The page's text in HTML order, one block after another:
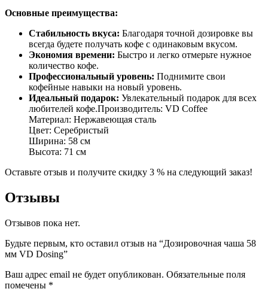
Основные преимущества:
Стабильность вкуса: Благодаря точной дозировке вы
всегда будете получать кофе с одинаковым вкусом.
Экономия времени: Быстро и легко отмерьте нужное
количество кофе.
Профессиональный уровень: Поднимите свои
кофейные навыки на новый уровень.
Идеальный подарок: Увлекательный подарок для всех
любителей кофе.Производитель: VD Coffee
Материал: Нержавеющая сталь
Цвет: Серебристый
Ширина: 58 см
Высота: 71 см
Оставьте отзыв и получите скидку 3 % на следующий заказ!
Отзывы
Отзывов пока нет.
Будьте первым, кто оставил отзыв на “Дозировочная чаша 58
мм VD Dosing”
Ваш адрес email не будет опубликован. Обязательные поля
помечены *